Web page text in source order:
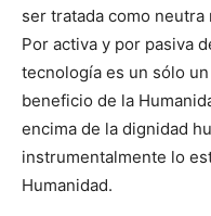
ser tratada como
Por activa y por pasiva
tecnología es un sólo
beneficio de la
encima de la dignidad
instrumentalmente lo
Humanidad.